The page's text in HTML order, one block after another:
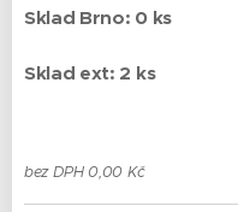
Sklad Brno: 0 ks
Sklad ext: 2 ks
bez DPH 0,00 Kč